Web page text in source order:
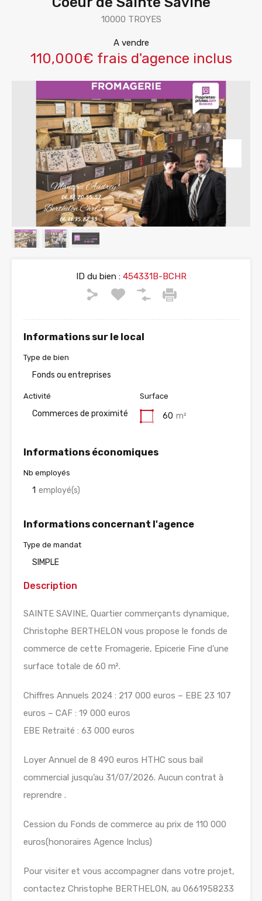
10000 TROYES
A vendre
110,000€ frais d'agence inclus
ID du bien :454331B-BCHR
Informations sur le local
Type de bien
Fonds ou entreprises
Activité
Commerces de proximité
Surface
60 m²
Informations économiques
Nb employés
1 employé(s)
Informations concernant l'agence
Type de mandat
SIMPLE
Description
SAINTE SAVINE, Quartier commerçants dynamique,
Christophe BERTHELON vous propose le fonds de
commerce de cette Fromagerie, Epicerie Fine d’une
surface totale de 60 m².
Chiffres Annuels 2024 : 217 000 euros – EBE 23 107
euros – CAF : 19 000 euros
EBE Retraité : 63 000 euros
Loyer Annuel de 8 490 euros HTHC sous bail
commercial jusqu’au 31/07/2026. Aucun contrat à
reprendre .
Cession du Fonds de commerce au prix de 110 000
euros(honoraires Agence Inclus)
Pour visiter et vous accompagner dans votre projet,
contactez Christophe BERTHELON, au 0661958233